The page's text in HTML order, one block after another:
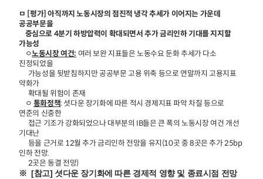
ㅁ [평가] 아직까지 노동시장의 점진적 냉각 추세가 이어지는 가운데
공공부문을
중심으로 4분기 하방압력이 확대되면서 추가 금리인하 기대를 지지할
가능성
ㅇ노동시장 여건: 여러 보완 지표들은 노동수요 둔화 추세가 다소
진정되었을
가능성을뒷받침하지만 공공부문 고용 위축 등으로 연말까지 고용지표
약화가
확대될 위험이 존재
ㅇ 통화정책: 셧다운 장기화에 따른 적시 경제지표 파악 차질 등으로
연준의 신중한
접근 기조가 강화되었으나 대부분의 IB들은 큰 폭의 노동시장 여건 개선
기대난
등을 근거로 12월 추가 금리인하 전망을 유지(10곳 중 8곳은 추가 25bp
인하 전망.
2곳은 동결 전망)
※ [참고] 셧다운 장기화에 따른 경제적 영향 및 종료시점 전망